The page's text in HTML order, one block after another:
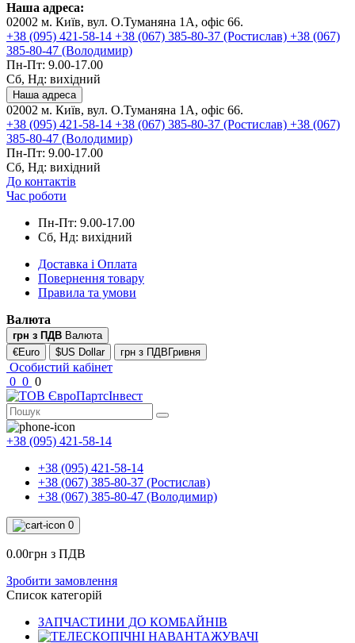
Наша адреса:
02002 м. Київ, вул. О.Туманяна 1А, офіс 66.
+38 (095) 421-58-14 +38 (067) 385-80-37 (Ростислав) +38 (067)
385-80-47 (Володимир)
Пн-Пт: 9.00-17.00
Сб, Нд: вихідний
Наша адреса
02002 м. Київ, вул. О.Туманяна 1А, офіс 66.
+38 (095) 421-58-14 +38 (067) 385-80-37 (Ростислав) +38 (067)
385-80-47 (Володимир)
Пн-Пт: 9.00-17.00
Сб, Нд: вихідний
До контактів
Час роботи
Пн-Пт: 9.00-17.00
Сб, Нд: вихідний
Доставка і Оплата
Повернення товару
Правила та умови
Валюта
грн з ПДВ Валюта
€Euro
$US Dollar грн з ПДВГривня
Особистий кабінет
0 0 0
+38 (095) 421-58-14
+38 (095) 421-58-14
+38 (067) 385-80-37 (Ростислав)
+38 (067) 385-80-47 (Володимир)
0
0.00грн з ПДВ
Зробити замовлення
Список категорій
ЗАПЧАСТИНИ ДО КОМБАЙНІВ